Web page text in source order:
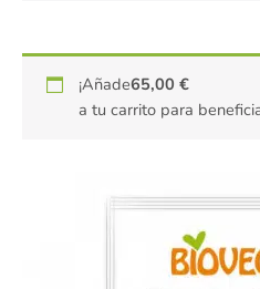
¡Añade65,00€
a tu carrito para
Ralladura
de
Cáscara
BIOVEGAN